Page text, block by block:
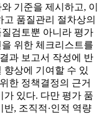
기준을 제시하고, 이
품질관리 절차상의
검토뿐 아니라 평가
위한 체크리스트를
과 보고서 작성에 반
상에 기여할 수 있
한 정책결정의 근거
있다. 다만 평가 품
, 조직적·인적 역량